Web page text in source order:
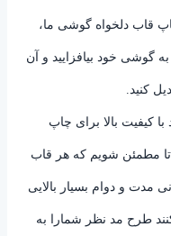
قاب دلخواه گوشی ما،
گوشی خود بیافزایید و آن
کنید.
کیفیت بالا برای چاپ
مطمئن شویم که هر قاب
مدت و دوام بسیار بالایی
طرح مد نظر شمارا به